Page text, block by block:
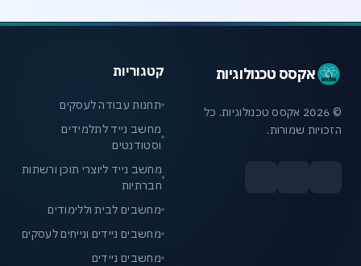
אקסס טכנולוגיות
© 2026 אקסס טכנולוגיות. כל
הזכויות שמורות.
קטגוריות
תחנות עבודה לעסקים
מחשב נייד לתלמידים
וסטודנטים
מחשב נייד ליוצרי תוכן ורשתות
חברתיות
מחשבים לבית וללימודים
מחשבים ניידים ונייחים לעסקים
מחשבים ניידים